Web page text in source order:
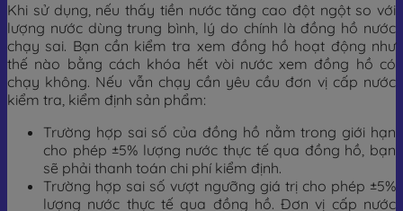
Khi sử dụng, nếu thấy tiền nước tăng cao đột ngột so với
lượng nước dùng trung bình, lý do chính là đồng hồ nước
chạy sai. Bạn cần kiểm tra xem đồng hồ hoạt động như
thế nào bằng cách khóa hết vòi nước xem đồng hồ có
chạy không. Nếu vẫn chạy cần yêu cầu đơn vị cấp nước
kiểm tra, kiểm định sản phẩm:
Trường hợp sai số của đồng hồ nằm trong giới hạn
cho phép ±5% lượng nước thực tế qua đồng hồ, bạn
sẽ phải thanh toán chi phí kiểm định.
Trường hợp sai số vượt ngưỡng giá trị cho phép ±5%
lượng nước thực tế qua đồng hồ. Đơn vị cấp nước